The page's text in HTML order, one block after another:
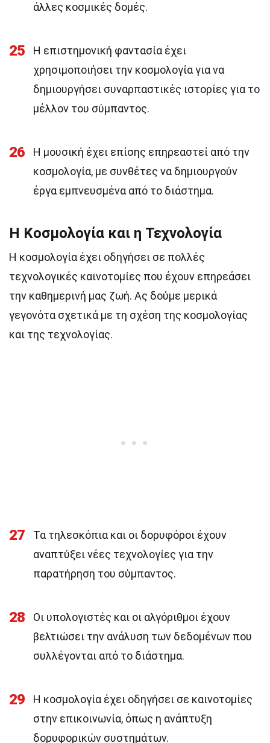
άλλες κοσμικές δομές.
25
Η επιστημονική φαντασία έχει
χρησιμοποιήσει την κοσμολογία για να
δημιουργήσει συναρπαστικές ιστορίες για το
μέλλον του σύμπαντος.
26
Η μουσική έχει επίσης επηρεαστεί από την
κοσμολογία, με συνθέτες να δημιουργούν
έργα εμπνευσμένα από το διάστημα.
Η Κοσμολογία και η Τεχνολογία
Η κοσμολογία έχει οδηγήσει σε πολλές
τεχνολογικές καινοτομίες που έχουν επηρεάσει
την καθημερινή μας ζωή. Ας δούμε μερικά
γεγονότα σχετικά με τη σχέση της κοσμολογίας
και της τεχνολογίας.
27
Τα τηλεσκόπια και οι δορυφόροι έχουν
αναπτύξει νέες τεχνολογίες για την
παρατήρηση του σύμπαντος.
28
Οι υπολογιστές και οι αλγόριθμοι έχουν
βελτιώσει την ανάλυση των δεδομένων που
συλλέγονται από το διάστημα.
29
Η κοσμολογία έχει οδηγήσει σε καινοτομίες
στην επικοινωνία, όπως η ανάπτυξη
δορυφορικών συστημάτων.